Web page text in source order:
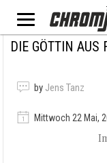
DIE GÖTTIN AUS
by Jens Tanz
Mittwoch 22 Mai,